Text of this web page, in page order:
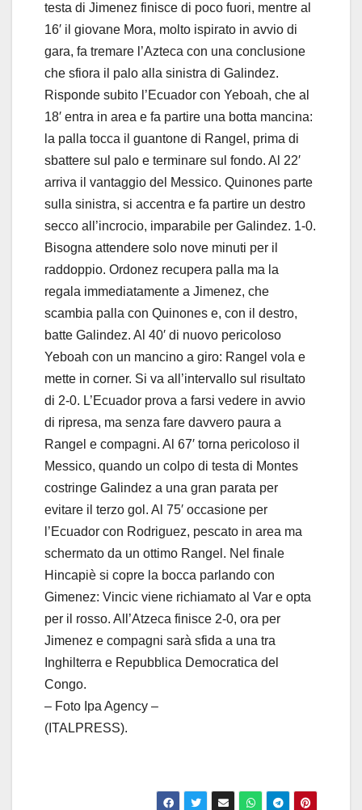
testa di Jimenez finisce di poco fuori, mentre al
16′ il giovane Mora, molto ispirato in avvio di
gara, fa tremare l’Azteca con una conclusione
che sfiora il palo alla sinistra di Galindez.
Risponde subito l’Ecuador con Yeboah, che al
18′ entra in area e fa partire una botta mancina:
la palla tocca il guantone di Rangel, prima di
sbattere sul palo e terminare sul fondo. Al 22′
arriva il vantaggio del Messico. Quinones parte
sulla sinistra, si accentra e fa partire un destro
secco all’incrocio, imparabile per Galindez. 1-0.
Bisogna attendere solo nove minuti per il
raddoppio. Ordonez recupera palla ma la
regala immediatamente a Jimenez, che
scambia palla con Quinones e, con il destro,
batte Galindez. Al 40′ di nuovo pericoloso
Yeboah con un mancino a giro: Rangel vola e
mette in corner. Si va all’intervallo sul risultato
di 2-0. L’Ecuador prova a farsi vedere in avvio
di ripresa, ma senza fare davvero paura a
Rangel e compagni. Al 67′ torna pericoloso il
Messico, quando un colpo di testa di Montes
costringe Galindez a una gran parata per
evitare il terzo gol. Al 75′ occasione per
l’Ecuador con Rodriguez, pescato in area ma
schermato da un ottimo Rangel. Nel finale
Hincapiè si copre la bocca parlando con
Gimenez: Vincic viene richiamato al Var e opta
per il rosso. All’Atzeca finisce 2-0, ora per
Jimenez e compagni sarà sfida a una tra
Inghilterra e Repubblica Democratica del
Congo.
– Foto Ipa Agency –
(ITALPRESS).